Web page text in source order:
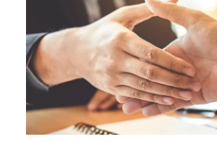
주요 업무사
기업 인사이
사례분석/최신
법률정보